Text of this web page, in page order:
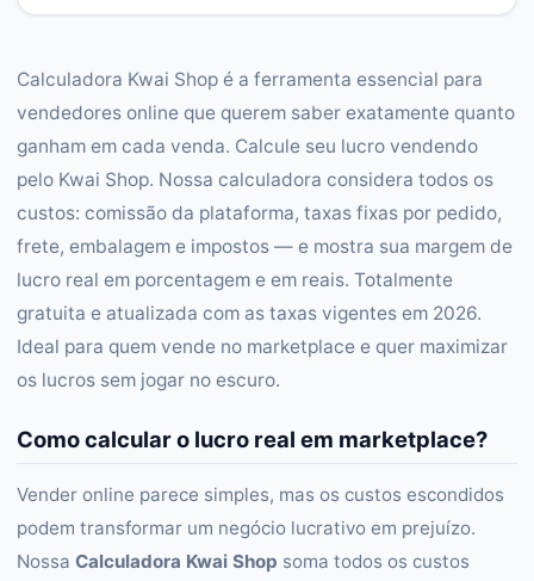
Calculadora Kwai Shop é a ferramenta essencial para
vendedores online que querem saber exatamente quanto
ganham em cada venda. Calcule seu lucro vendendo
pelo Kwai Shop. Nossa calculadora considera todos os
custos: comissão da plataforma, taxas fixas por pedido,
frete, embalagem e impostos — e mostra sua margem de
lucro real em porcentagem e em reais. Totalmente
gratuita e atualizada com as taxas vigentes em 2026.
Ideal para quem vende no marketplace e quer maximizar
os lucros sem jogar no escuro.
Como calcular o lucro real em marketplace?
Vender online parece simples, mas os custos escondidos
podem transformar um negócio lucrativo em prejuízo.
Nossa Calculadora Kwai Shop soma todos os custos